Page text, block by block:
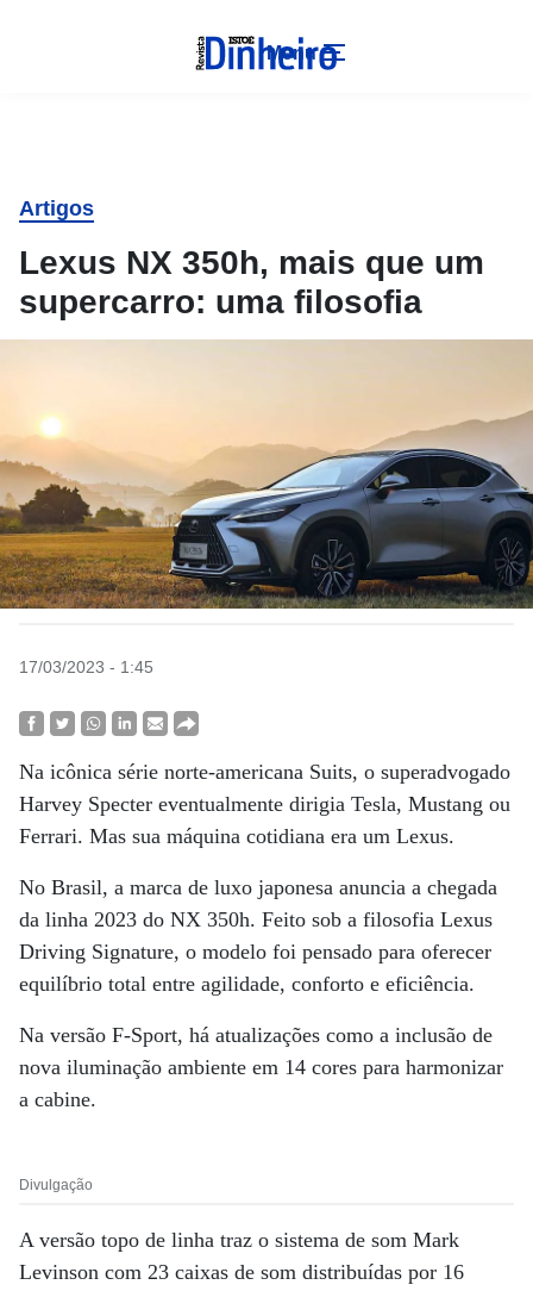
Menu
Artigos
Lexus NX 350h, mais que um
supercarro: uma filosofia
17/03/2023 - 1:45
Na icônica série norte-americana Suits, o superadvogado
Harvey Specter eventualmente dirigia Tesla, Mustang ou
Ferrari. Mas sua máquina cotidiana era um Lexus.
No Brasil, a marca de luxo japonesa anuncia a chegada
da linha 2023 do NX 350h. Feito sob a filosofia Lexus
Driving Signature, o modelo foi pensado para oferecer
equilíbrio total entre agilidade, conforto e eficiência.
Na versão F-Sport, há atualizações como a inclusão de
nova iluminação ambiente em 14 cores para harmonizar
a cabine.
Divulgação
A versão topo de linha traz o sistema de som Mark
Levinson com 23 caixas de som distribuídas por 16